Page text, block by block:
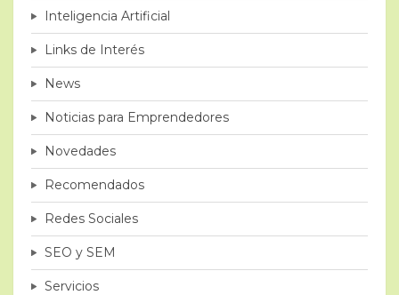
Inteligencia Artificial
Links de Interés
News
Noticias para Emprendedores
Novedades
Recomendados
Redes Sociales
SEO y SEM
Servicios